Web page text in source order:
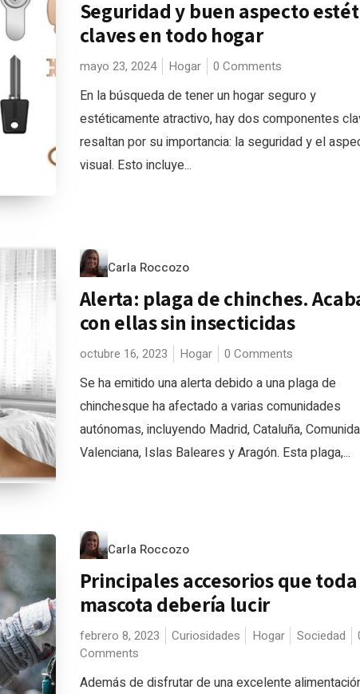
Seguridad y buen aspecto
claves en todo hogar
mayo 23, 2024 Hogar 0 Comments
En la búsqueda de tener un hogar seguro y
estéticamente atractivo, hay dos componentes
resaltan por su importancia: la seguridad y el
visual. Esto incluye...
Carla Roccozo
Alerta: plaga de chinches.
con ellas sin insecticidas
octubre 16, 2023 Hogar 0 Comments
Se ha emitido una alerta debido a una plaga de
chinchesque ha afectado a varias comunidades
autónomas, incluyendo Madrid, Cataluña,
Valenciana, Islas Baleares y Aragón. Esta plaga,...
Carla Roccozo
Principales accesorios que toda
mascota debería lucir
febrero 8, 2023 Curiosidades Hogar Sociedad
Comments
Además de disfrutar de una excelente